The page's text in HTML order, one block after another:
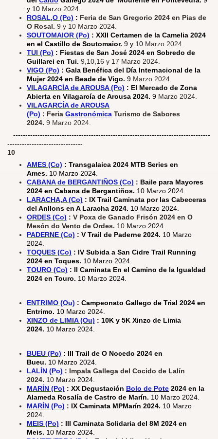
y 10 Marzo 2024.
ROSAL,O (Po) : Feria de San Gregorio 2024 en Pias de
O Rosal. 9 y 10 Marzo 2024.
SOUTOMAIOR (Po) : XXII Certamen de la Camelia 2024
en el Castillo de Soutomaior. 9 y 10 Marzo 2024.
TUI (Po) : Fiestas de San José 2024 en Sobredo de
Guillarei en Tui. 9,10,16 y 17 Marzo 2024.
VIGO (Po) : Gala Benéfica del Día Internacional de la
Mujer 2024 en Beade de Vigo. 9 Marzo 2024.
VILAGARCÍA de AROUSA (Po) : El Mercado de Zona
Abierta en Vilagarcía de Arousa 2024. 9 Marzo 2024.
VILAGARCÍA de AROUSA
(Po) : Feria Gastronómica Turismo de Sabores
2024. 9 Marzo 2024.​
---------------------------------------------------------------------------------
-------------------------------
10
AMES (Co) : Transgalaica 2024 MTB Series en
Ames. 10 Marzo 2024.
CABANA de BERGANTIÑOS (Co) : Baile para Mayores
2024 en Cabana de Bergantiños. 10 Marzo 2024.
LARACHA,A (Co) : IX Trail Caminata por las Cabeceras
del Anllons en A Laracha 2024. 10 Marzo 2024.
ORDES (Co) : V Poxa de Ganado Frisón 2024 en O
Mesón do Vento de Ordes. 10 Marzo 2024.
PADERNE (Co) : V Trail de Paderne 2024. 10 Marzo
2024.
TOQUES (Co) : IV Subida a San Cidre Trail Running
2024 en Toques. 10 Marzo 2024.
TOURO (Co) : II Caminata En el Camino de la Igualdad
2024 en Touro. 10 Marzo 2024.
ENTRIMO (Ou) : Campeonato Gallego de Trial 2024 en
Entrimo. 10 Marzo 2024.
XINZO de LIMIA (Ou) : 10K y 5K Xinzo de Limia
2024. 10 Marzo 2024.
BUEU (Po) : III Trail de O Nocedo 2024 en
Bueu. 10 Marzo 2024.
LALÍN (Po) : Impala Gallega del Cocido de Lalín
2024. 10 Marzo 2024.
MARÍN (Po) : XX Degustación Bolo de Pote 2024 en la
Alameda Rosalía de Castro de Marín. 10 Marzo 2024.
MARÍN (Po) : IX Caminata MPMarín 2024. 10 Marzo
2024.
MEIS (Po) : III Caminata Solidaria del 8M 2024 en
Meis. 10 Marzo 2024.